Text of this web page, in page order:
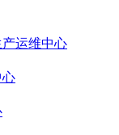
运维中心
心